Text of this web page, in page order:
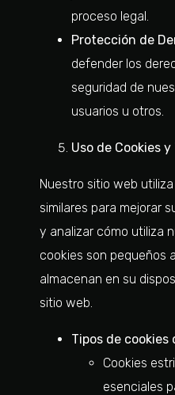
proceso legal.
Protección de
defender los
seguridad de
usuarios u otros.
Uso de Cookies
Nuestro sitio web
similares para mejorar
y analizar cómo utiliza
cookies son pequeños
almacenan en su
sitio web.
Tipos de
Cookies
esenciales